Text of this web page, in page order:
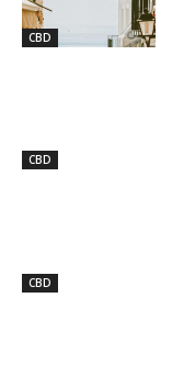
CBD
CBD
CBD